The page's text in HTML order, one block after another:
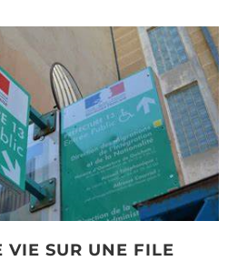
VIE SUR UNE FILE